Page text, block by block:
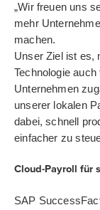
„Wir freuen uns
mehr
machen.
Unser Ziel ist es,
Technologie
Unternehmen
unserer lokalen
dabei, schnell
einfacher zu
Cloud-Payroll für
SAP